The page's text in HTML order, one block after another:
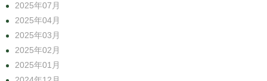
2025年07月
2025年04月
2025年03月
2025年02月
2025年01月